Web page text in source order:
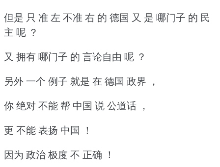
但是 只 准 左 不准 右 的 德国 又 是 哪门子 的 民
主 呢 ？
又 拥有 哪门子 的 言论自由 呢 ？
另外 一个 例子 就是 在 德国 政界 ，
你 绝对 不能 帮 中国 说 公道话 ，
更 不能 表扬 中国 ！
因为 政治 极度 不 正确 ！